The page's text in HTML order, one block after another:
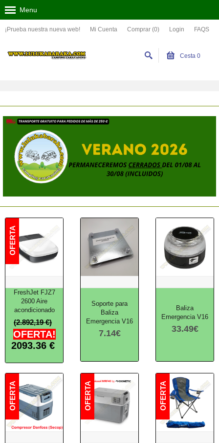
¡Prueba nuestra nueva web! Mi Cuenta Comprar (0) Login FAQS
Menu
Cesta 0
FreshJet FJZ7
2600 Aire
acondicionado
(2.892,19 €)
OFERTA!
2093.36 €
Soporte para
Baliza
Emergencia V16
7.14€
Baliza
Emergencia V16
33.49€